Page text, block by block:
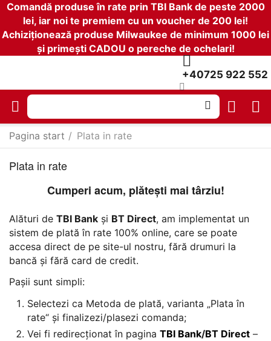
Comandă produse în rate prin TBI Bank de peste 2000
lei, iar noi te premiem cu un voucher de 200 lei!
Achiziționează produse Milwaukee de minimum 1000 lei
și primești CADOU o pereche de ochelari!
+40725 922 552
Pagina start / Plata in rate
Plata in rate
Cumperi acum, plătești mai târziu!
Alături de TBI Bank și BT Direct, am implementat un
sistem de plată în rate 100% online, care se poate
accesa direct de pe site-ul nostru, fără drumuri la
bancă și fără card de credit.
Pașii sunt simpli:
Selectezi ca Metoda de plată, varianta „Plata în
rate“ și finalizezi/plasezi comanda;
Vei fi redirecționat în pagina TBI Bank/BT Direct –